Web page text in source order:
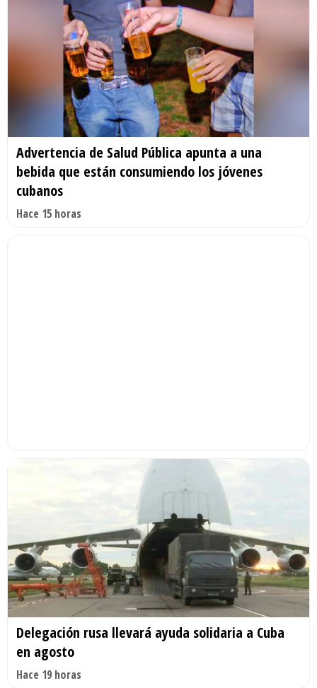
Advertencia de Salud Pública apunta a una
bebida que están consumiendo los jóvenes
cubanos
Hace 15 horas
Delegación rusa llevará ayuda solidaria a Cuba
en agosto
Hace 19 horas